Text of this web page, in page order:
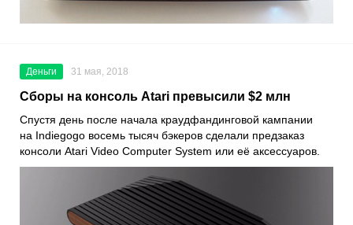
Деньги 31 мая, 2018
Сборы на консоль Atari превысили $2 млн
Спустя день после начала краудфандинговой кампании
на Indiegogo восемь тысяч бэкеров сделали предзаказ
консоли Atari Video Computer System или её аксессуаров.